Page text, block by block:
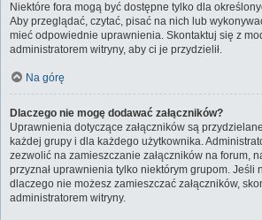
Niektóre fora mogą być dostępne tylko dla
Aby przeglądać, czytać, pisać na nich lub
mieć odpowiednie uprawnienia. Skontaktuj się z
administratorem witryny, aby ci je przydzielił.
Na górę
Dlaczego nie mogę dodawać załączników?
Uprawnienia dotyczące załączników są
każdej grupy i dla każdego użytkownika.
zezwolić na zamieszczanie załączników na forum,
przyznał uprawnienia tylko niektórym grupom. Jeśli
dlaczego nie możesz zamieszczać załączników,
administratorem witryny.